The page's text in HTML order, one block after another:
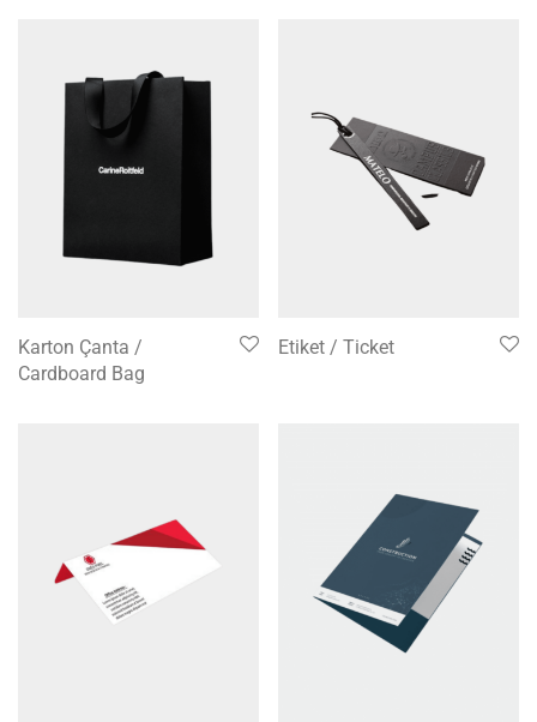
Karton Çanta /
Cardboard Bag
Etiket / Ticket